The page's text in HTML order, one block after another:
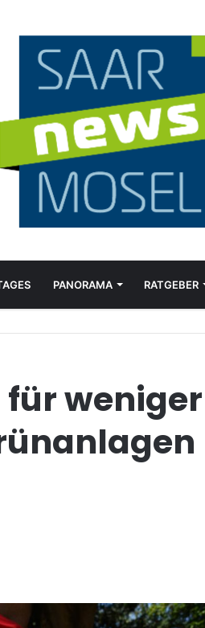
PANORAMA RATGEBER
für weniger